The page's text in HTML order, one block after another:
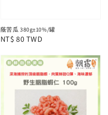
蔭苦瓜 380g±10%/罐
Regular
NT$ 80 TWD